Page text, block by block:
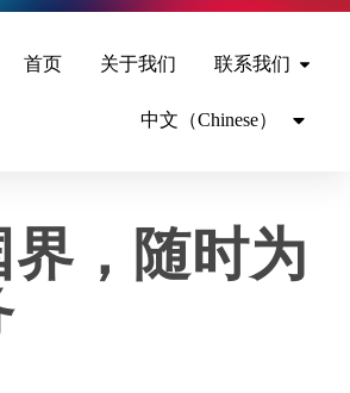
首页 关于我们 联系我们
中文（Chinese）
，随时为